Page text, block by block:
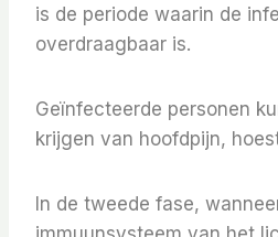
is de periode waarin de
overdraagbaar is.
Geïnfecteerde personen
krijgen van hoofdpijn,
In de tweede fase,